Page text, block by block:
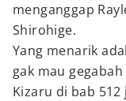
menganggap
Shirohige.
Yang menarik
gak mau
Kizaru di bab